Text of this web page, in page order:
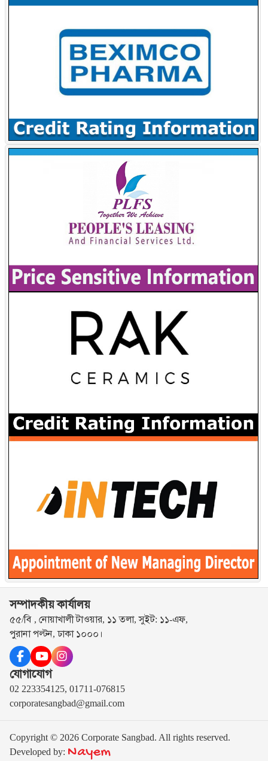
সম্পাদকীয় কার্যালয়
৫৫/বি , নোয়াখালী টাওয়ার, ১১ তলা, সুইট: ১১-এফ,
পুরানা পল্টন, ঢাকা ১০০০।
যোগাযোগ
02 223354125, 01711-076815
corporatesangbad@gmail.com
Copyright © 2026 Corporate Sangbad. All rights reserved.
Developed by: Nayem